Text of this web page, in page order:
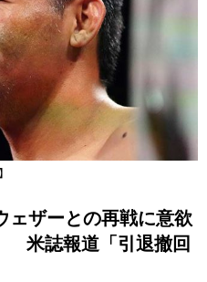
ェザーとの再戦に意欲
米誌報道「引退撤回